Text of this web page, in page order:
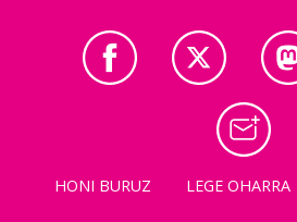
HONI BURUZ LEGE OHARRA